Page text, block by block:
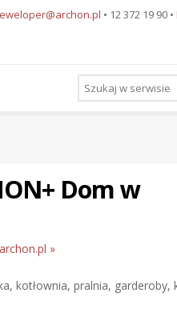
• 12 372 19 90 •
Dom w
»
kotłownia, pralnia, garderoby,